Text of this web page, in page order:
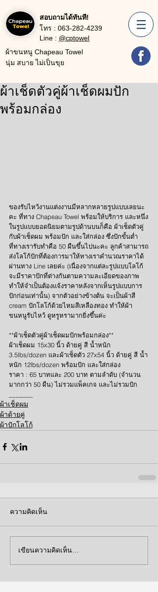
สอบถามได้ทันที!
โทร : 063-282-4239
Line : @cptowel
ผ้าขนหนู Chapeau Towel
นุ่ม สบาย ไม่เป็นขุย
ผ้าเช็ดตัวคู่ผ้าเช็ดผมปัก
พร้อมกล่อง
ของรับไหว้งานแต่งงานมีหลากหลายรูปแบบเลยนะ
คะ ที่ทาง Chapeau Towel พร้อมให้บริการ และหนึ่ง
ในรูปแบบยอดนิยมตามรูปด้านบนก็คือ ผ้าเช็ดตัวคู่
กับผ้าเช็ดผม พร้อมปัก และใส่กล่อง ซึ่งปักขั้นต่ำ
ที่ทางเรารับทำคือ 50 ผืนขึ้นไปนะคะ ลูกค้าสามารถ
ส่งโลโก้ปักที่ต้องการมาให้ทางเราคำนวณราคาได้
ผ่านทาง Line เลยค่ะ (เนื่องจากแต่ละรูปแบบโลโก้
จะมีราคาปักที่ต่างกันตามความละเอียดของภาพ
ทำให้จำเป็นต้องแจ้งราคาหลังจากเห็นรูปแบบการ
ปักก่อนเท่านั้น) จากตัวอย่างข้างต้น จะเป็นผ้าสี
cream ปักโลโก้ด้วยไหมสีเหลืองทอง ทำให้ผ้า
ขนหนูรับไหว้ ดูหรูหรามากยิ่งขึ้นค่ะ
**ผ้าเช็ดตัวคู่ผ้าเช็ดผมปักพร้อมกล่อง**
ผ้าเช็ดผม 15x30 นิ้ว ด้ายคู่ สี น้ำหนัก
3.5lbs/dozen และผ้าเช็ดตัว 27x54 นิ้ว ด้ายคู่ สี น้ำ
หนัก 12lbs/dozen พร้อมปัก และใส่กล่อง
ราคา : 65 บาทและ 200 บาท ตามลำดับ (จำนวน
มากกว่า 50 ผืน) ไม่รวมแพ็คเกจ และไม่รวมปัก
ผ้าเช็ดผม
ผ้าด้ายคู่
ผ้าปักโลโก้
ความคิดเห็น
เขียนความคิดเห็น…